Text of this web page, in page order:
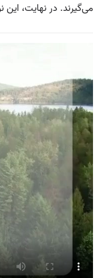
می‌گیرند. در نهایت، این